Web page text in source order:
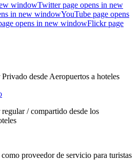
windowTwitter page opens in new
in new windowYouTube page opens
opens in new windowFlickr page
desde Aeropuertos a hoteles
/ compartido desde los
proveedor de servicio para turistas